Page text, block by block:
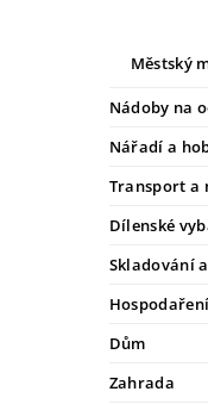
Městský
Nádoby na
Nářadí a
Transport a
Dílenské
Skladování
Dům
Zahrada